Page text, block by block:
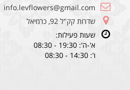
info.levflowers@gmail.com
שדרות קק"ל 92, כרמיאל
שעות פעילות:
א'-ה': 19:30 - 08:30
ו': 14:30 - 08:30